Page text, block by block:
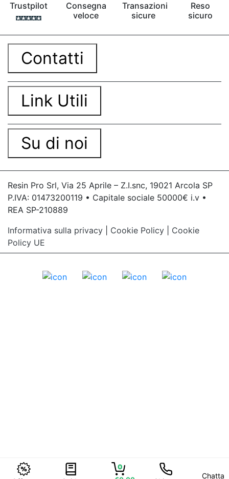
Trustpilot
Consegna
veloce
Transazioni
sicure
Reso
sicuro
Contatti
Link Utili
Su di noi
Resin Pro Srl, Via 25 Aprile – Z.I.snc, 19021 Arcola SP
P.IVA: 01473200119 • Capitale sociale 50000€ i.v •
REA SP-210889
Informativa sulla privacy
Cookie Policy
Cookie
Policy UE
0
Chatta